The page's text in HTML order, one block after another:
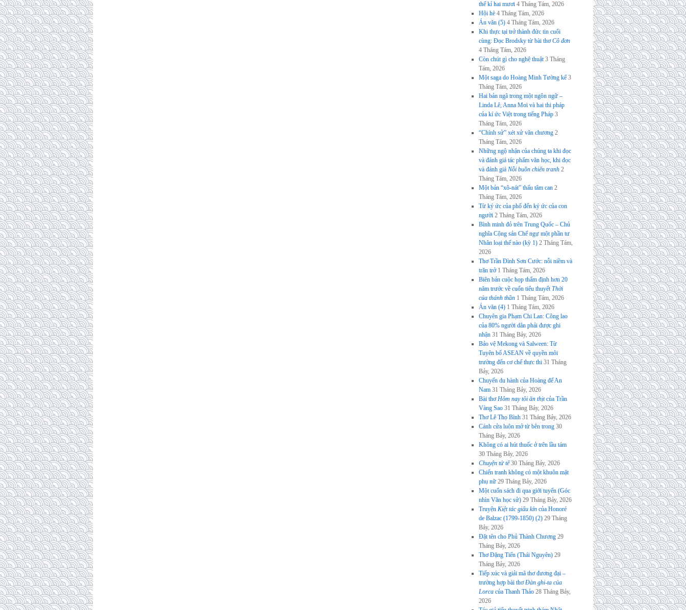
thế kỉ hai mươi 4 Tháng Tám, 2026
Hội hè 4 Tháng Tám, 2026
Án văn (5) 4 Tháng Tám, 2026
Khi thực tại trở thành đức tin cuối
cùng: Đọc Brodsky từ bài thơCô đơn
4 Tháng Tám, 2026
Còn chút gì cho nghệ thuật 3 Tháng
Tám, 2026
Một saga do Hoàng Minh Tường kể 3
Tháng Tám, 2026
Hai bản ngã trong một ngôn ngữ –
Linda Lê, Anna Moï và hai thi pháp
của kí ức Việt trong tiếng Pháp 3
Tháng Tám, 2026
“Chính sử” xét xử văn chương 2
Tháng Tám, 2026
Những ngộ nhận của chúng ta khi đọc
và đánh giá tác phẩm văn học, khi đọc
và đánh giá Nỗi buồn chiến tranh 2
Tháng Tám, 2026
Một bản “xô-nát” thấu tâm can 2
Tháng Tám, 2026
Từ ký ức của phố đến ký ức của con
người 2 Tháng Tám, 2026
Bình minh đỏ trên Trung Quốc – Chủ
nghĩa Cộng sản Chế ngự một phần tư
Nhân loại thế nào (kỳ 1) 2 Tháng Tám,
2026
Thơ Trần Đình Sơn Cước: nỗi niềm và
trăn trở 1 Tháng Tám, 2026
Biên bản cuộc họp thẩm định hơn 20
năm trước về cuốn tiểu thuyếtThời
của thánh thần 1 Tháng Tám, 2026
Án văn (4) 1 Tháng Tám, 2026
Chuyên gia Phạm Chi Lan: Công lao
của 80% người dân phải được ghi
nhận 31 Tháng Bảy, 2026
Bảo vệ Mekong và Salween: Từ
Tuyên bố ASEAN về quyền môi
trường đến cơ chế thực thi 31 Tháng
Bảy, 2026
Chuyến du hành của Hoàng đế An
Nam 31 Tháng Bảy, 2026
Bài thơHôm nay tôi ăn thịtcủa Trần
Vàng Sao 31 Tháng Bảy, 2026
Thơ Lê Thọ Bình 31 Tháng Bảy, 2026
Cánh cửa luôn mở từ bên trong 30
Tháng Bảy, 2026
Không có ai hút thuốc ở trên lầu tám
30 Tháng Bảy, 2026
Chuyện tử tế 30 Tháng Bảy, 2026
Chiến tranh không có một khuôn mặt
phụ nữ 29 Tháng Bảy, 2026
Một cuốn sách đi qua giới tuyến (Góc
nhìn Văn học sử) 29 Tháng Bảy, 2026
Truyện Kiệt tác giấu kíncủa Honoré
de Balzac (1799-1850) (2) 29 Tháng
Bảy, 2026
Đặt tên cho Phủ Thành Chương 29
Tháng Bảy, 2026
Thơ Đặng Tiến (Thái Nguyên) 29
Tháng Bảy, 2026
Tiếp xúc và giải mã thơ đương đại –
trường hợp bài thơĐàn ghi-ta của
Lorcacủa Thanh Thảo 28 Tháng Bảy,
2026